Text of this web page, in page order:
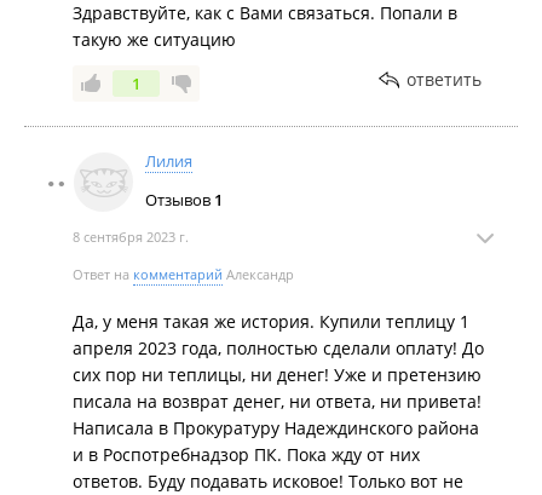
Здравствуйте, как с Вами связаться. Попали в
такую же ситуацию
1 ответить
Лилия
Отзывов 1
8 сентября 2023 г.
Ответ на комментарий Александр
Да, у меня такая же история. Купили теплицу 1
апреля 2023 года, полностью сделали оплату! До
сих пор ни теплицы, ни денег! Уже и претензию
писала на возврат денег, ни ответа, ни привета!
Написала в Прокуратуру Надеждинского района
и в Роспотребнадзор ПК. Пока жду от них
ответов. Буду подавать исковое! Только вот не